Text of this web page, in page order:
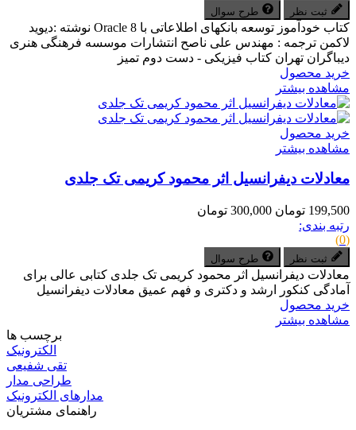
ثبت نظر طرح سوال
کتاب خودآموز توسعه بانکهای اطلاعاتی با Oracle 8 نوشته :دیوید
لاکمن ترجمه : مهندس علی ناصح انتشارات موسسه فرهنگی هنری
دیباگران تهران کتاب فیزیکی - دست دوم تمیز
خرید محصول
مشاهده بیشتر
خرید محصول
مشاهده بیشتر
معادلات دیفرانسیل اثر محمود کریمی تک جلدی
199,500 تومان
300,000 تومان
رتبه بندی:
(0)
ثبت نظر طرح سوال
معادلات دیفرانسیل اثر محمود کریمی تک جلدی کتابی عالی برای
آمادگی کنکور ارشد و دکتری و فهم عمیق معادلات دیفرانسیل
خرید محصول
مشاهده بیشتر
برچسب ها
الکترونیک
تقی شفیعی
طراحی مدار
مدارهای الکترونیک
راهنمای مشتریان